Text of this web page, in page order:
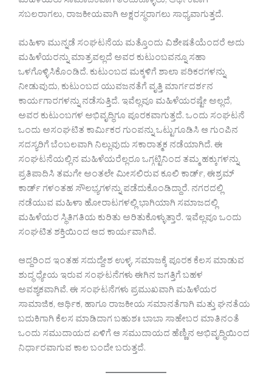
ಸಬಲರಾಗಲು, ರಾಜಕೀಯವಾಗಿ ಅಕ್ಷರಸ್ಥರಾಗಲು ಸಾಧ್ಯವಾಗುತ್ತದೆ.
ಮಹಿಳಾ ಮುನ್ನಡೆ ಸಂಘಟನೆಯ ಮತ್ತೊಂದು ವಿಶೇಷತೆಯೆಂದರೆ ಅದು
ಮಹಿಳೆಯರನ್ನು ಮಾತ್ರವಲ್ಲದೆ ಅವರ ಕುಟುಂಬವನ್ನೂ ಸಹಾ
ಒಳಗೊಳ್ಳಿಸಿಕೊಂಡಿದೆ. ಕುಟುಂಬದ ಮಕ್ಕಳಿಗೆ ಶಾಲಾ ಪರಿಕರಗಳನ್ನು
ನೀಡುವುದು, ಕುಟುಂಬದ ಯುವಜನತೆಗೆ ವೃತ್ತಿ ಮಾರ್ಗದರ್ಶನ
ಕಾರ್ಯಗಾರಗಳನ್ನು ನಡೆಸುತ್ತಿದೆ. ಇವೆಲ್ಲವೂ ಮಹಿಳೆಯರಷ್ಟೇ ಅಲ್ಲದೆ,
ಅವರ ಕುಟುಂಬಗಳ ಅಭಿವೃದ್ಧಿಗೂ ಪೂರಕವಾಗುತ್ತದೆ. ಒಂದು ಸಂಘಟನೆ
ಒಂದು ಅಸಂಘಟಿತ ಕಾರ್ಮಿಕರ ಗುಂಪನ್ನು ಒಟ್ಟುಗೂಡಿಸಿ ಆ ಗುಂಪಿನ
ಸದಸ್ಯರಿಗೆ ಬೆಂಬಲವಾಗಿ ನಿಲ್ಲುವುದು ಸಕಾರಾತ್ಮಕ ನಡೆಯಾಗಿದೆ. ಈ
ಸಂಘಟನೆಯಲ್ಲಿನ ಮಹಿಳೆಯರೆಲ್ಲರೂ ಒಗ್ಗಟ್ಟಿನಿಂದ ತಮ್ಮ ಹಕ್ಕುಗಳನ್ನು
ಪ್ರತಿಪಾದಿಸಿ ತಮಗೇ ಅಂತಲೇ ಮೀಸಲಿರುವ ಕೂಲಿ ಕಾರ್ಡ್, ಈಶ್ರಮ್
ಕಾರ್ಡ್ ಗಳಂತಹ ಸೌಲಭ್ಯಗಳನ್ನು ಪಡೆದುಕೊಂಡಿದ್ದಾರೆ. ನಗರದಲ್ಲಿ
ನಡೆಯುವ ಮಹಿಳಾ ಹೋರಾಟಗಳಲ್ಲಿ ಭಾಗಿಯಾಗಿ ಸಮಾಜದಲ್ಲಿ
ಮಹಿಳೆಯರ ಸ್ಥಿತಿಗತಿಯ ಕುರಿತು ಅರಿತುಕೊಳ್ಳುತ್ತಾರೆ. ಇವೆಲ್ಲವೂ ಒಂದು
ಸಂಘಟಿತ ಶಕ್ತಿಯಿಂದ ಆದ ಕಾರ್ಯವಾಗಿವೆ.
ಆದ್ದರಿಂದ ಇಂತಹ ಸದುದ್ದೇಶ ಉಳ್ಳ, ಸಮಾಜಕ್ಕೆ ಪೂರಕ ಕೆಲಸ ಮಾಡುವ
ಶುದ್ಧ ಧ್ಯೇಯ ಇರುವ ಸಂಘಟನೆಗಳು ಈಗಿನ ಜಗತ್ತಿಗೆ ಬಹಳ
ಅವಶ್ಯಕವಾಗಿವೆ. ಈ ಸಂಘಟನೆಗಳು ಪ್ರಮುಖವಾಗಿ ಮಹಿಳೆಯರ
ಸಾಮಾಜಿಕ, ಆರ್ಥಿಕ, ಹಾಗೂ ರಾಜಕೀಯ ಸಮಾನತೆಗಾಗಿ ಮತ್ತು ಘನತೆಯ
ಬದುಕಿಗಾಗಿ ಕೆಲಸ ಮಾಡಿದಾಗ ಬಹುಶಃ ಬಾಬಾ ಸಾಹೇಬರ ಮಾತಿನಂತೆ
ಒಂದು ಸಮುದಾಯದ ಏಳಿಗೆ ಆ ಸಮುದಾಯದ ಹೆಣ್ಣಿನ ಅಭಿವೃದ್ಧಿಯಿಂದ
ನಿರ್ಧಾರವಾಗುವ ಕಾಲ ಬಂದೇ ಬರುತ್ತದೆ.